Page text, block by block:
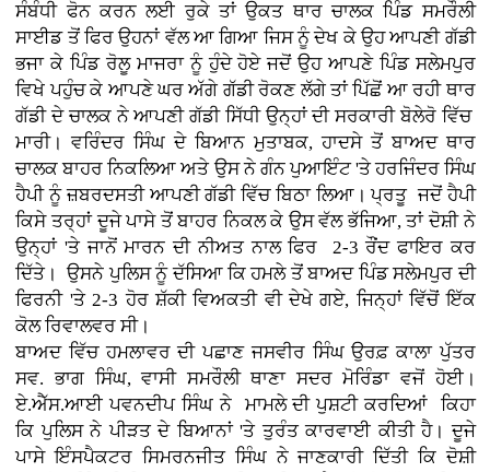
ਸੰਬੰਧੀ ਫੋਨ ਕਰਨ ਲਈ ਰੁਕੇ ਤਾਂ ਉਕਤ ਥਾਰ ਚਾਲਕ ਪਿੰਡ ਸਮਰੌਲੀ
ਸਾਈਡ ਤੋਂ ਫਿਰ ਉਹਨਾਂ ਵੱਲ ਆ ਗਿਆ ਜਿਸ ਨੂੰ ਦੇਖ ਕੇ ਉਹ ਆਪਣੀ ਗੱਡੀ
ਭਜਾ ਕੇ ਪਿੰਡ ਰੋਲੂ ਮਾਜਰਾ ਨੂੰ ਹੁੰਦੇ ਹੋਏ ਜਦੋਂ ਉਹ ਆਪਣੇ ਪਿੰਡ ਸਲੇਮਪੁਰ
ਵਿਖੇ ਪਹੁੰਚ ਕੇ ਆਪਣੇ ਘਰ ਅੱਗੇ ਗੱਡੀ ਰੋਕਣ ਲੱਗੇ ਤਾਂ ਪਿੱਛੋਂ ਆ ਰਹੀ ਥਾਰ
ਗੱਡੀ ਦੇ ਚਾਲਕ ਨੇ ਆਪਣੀ ਗੱਡੀ ਸਿੱਧੀ ਉਨ੍ਹਾਂ ਦੀ ਸਰਕਾਰੀ ਬੋਲੇਰੋ ਵਿੱਚ
ਮਾਰੀ। ਵਰਿੰਦਰ ਸਿੰਘ ਦੇ ਬਿਆਨ ਮੁਤਾਬਕ, ਹਾਦਸੇ ਤੋਂ ਬਾਅਦ ਥਾਰ
ਚਾਲਕ ਬਾਹਰ ਨਿਕਲਿਆ ਅਤੇ ਉਸ ਨੇ ਗੰਨ ਪੁਆਇੰਟ 'ਤੇ ਹਰਜਿੰਦਰ ਸਿੰਘ
ਹੈਪੀ ਨੂੰ ਜ਼ਬਰਦਸਤੀ ਆਪਣੀ ਗੱਡੀ ਵਿੱਚ ਬਿਠਾ ਲਿਆ। ਪ੍ਰਤੂ ਜਦੋਂ ਹੈਪੀ
ਕਿਸੇ ਤਰ੍ਹਾਂ ਦੂਜੇ ਪਾਸੇ ਤੋਂ ਬਾਹਰ ਨਿਕਲ ਕੇ ਉਸ ਵੱਲ ਭੱਜਿਆ, ਤਾਂ ਦੋਸ਼ੀ ਨੇ
ਉਨ੍ਹਾਂ 'ਤੇ ਜਾਨੋਂ ਮਾਰਨ ਦੀ ਨੀਅਤ ਨਾਲ ਫਿਰ 2-3 ਰੌਂਦ ਫਾਇਰ ਕਰ
ਦਿੱਤੇ। ਉਸਨੇ ਪੁਲਿਸ ਨੂੰ ਦੱਸਿਆ ਕਿ ਹਮਲੇ ਤੋਂ ਬਾਅਦ ਪਿੰਡ ਸਲੇਮਪੁਰ ਦੀ
ਫਿਰਨੀ 'ਤੇ 2-3 ਹੋਰ ਸ਼ੱਕੀ ਵਿਅਕਤੀ ਵੀ ਦੇਖੇ ਗਏ, ਜਿਨ੍ਹਾਂ ਵਿੱਚੋਂ ਇੱਕ
ਕੋਲ ਰਿਵਾਲਵਰ ਸੀ।
ਬਾਅਦ ਵਿੱਚ ਹਮਲਾਵਰ ਦੀ ਪਛਾਣ ਜਸਵੀਰ ਸਿੰਘ ਉਰਫ਼ ਕਾਲਾ ਪੁੱਤਰ
ਸਵ. ਭਾਗ ਸਿੰਘ, ਵਾਸੀ ਸਮਰੌਲੀ ਥਾਣਾ ਸਦਰ ਮੋਰਿੰਡਾ ਵਜੋਂ ਹੋਈ।
ਏ.ਐੱਸ.ਆਈ ਪਵਨਦੀਪ ਸਿੰਘ ਨੇ ਮਾਮਲੇ ਦੀ ਪੁਸ਼ਟੀ ਕਰਦਿਆਂ ਕਿਹਾ
ਕਿ ਪੁਲਿਸ ਨੇ ਪੀੜਤ ਦੇ ਬਿਆਨਾਂ 'ਤੇ ਤੁਰੰਤ ਕਾਰਵਾਈ ਕੀਤੀ ਹੈ। ਦੂਜੇ
ਪਾਸੇ ਇੰਸਪੈਕਟਰ ਸਿਮਰਨਜੀਤ ਸਿੰਘ ਨੇ ਜਾਣਕਾਰੀ ਦਿੱਤੀ ਕਿ ਦੋਸ਼ੀ